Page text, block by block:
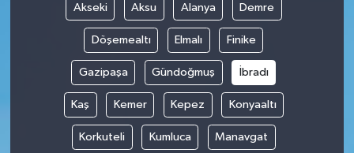
Akseki Aksu Alanya Demre
Döşemealtı Elmalı Finike
Gazipaşa Gündoğmuş İbradı
Kaş Kemer Kepez Konyaaltı
Korkuteli Kumluca Manavgat